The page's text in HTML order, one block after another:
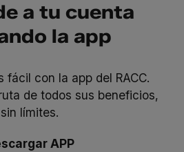
a tu cuenta
la app
fácil con la app del RACC.
de todos sus beneficios,
sin límites.
APP